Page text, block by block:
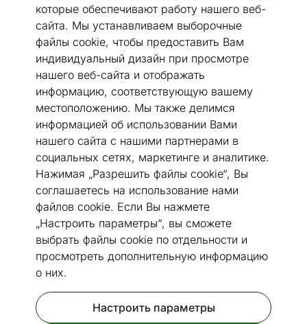
которые обеспечивают работу нашего веб-
сайта. Мы устанавливаем выборочные
файлы cookie, чтобы предоставить Вам
индивидуальный дизайн при просмотре
нашего веб-сайта и отображать
информацию, соответствующую вашему
местоположению. Мы также делимся
информацией об использовании Вами
нашего сайта с нашими партнерами в
социальных сетях, маркетинге и аналитике.
Нажимая „Разрешить файлы cookie“, Вы
соглашаетесь на использование нами
файлов cookie. Если Вы нажмете
„Настроить параметры“, вы сможете
выбрать файлы cookie по отдельности и
просмотреть дополнительную информацию
о них.
Настроить параметры
Размеры Посмотреть похожие
Быстрая доставка!
Стулья из массива дуба Irma,
2 шт